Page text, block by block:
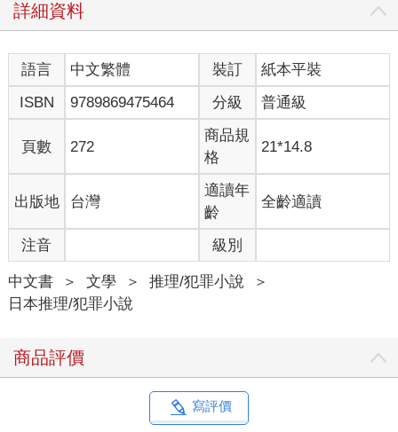
密和政府取得聯絡。換句話說，公司內部有類似塔台功能的部
門。此外，有專人負責收集配送地點的地圖情報、導覽，及分析
建築物保全系統。
所有部門中最重要的，可說是人事部門。發掘適合這個公司的人
才，是公司順利營運的核心。必須認真勤勉、具有高度的守法意
識，更重要的是，要能夠保密。該怎麼找出適合的人才，其獨特
的觀點和手法，跟知名拉麵店的湯頭原料一樣，是機密中的機
密。
總之，這個公司的員工，為了一年一度能順利在聖誕節早晨，將
禮物放在孩子枕邊，每天都辛勤工作著。
「根本沒有聖誕老人，玩具都是爸媽買給我的！」
很多人這麼主張，公司錄取的員工當初也幾乎都這麼認為。
「我看過爸媽將禮物放在枕頭旁邊！」
不乏這種證詞。
這些說法絕對沒問題。基本上，聖誕禮物是父母、祖父母、親戚
等等，和孩子有血緣關係的人送的。
的孩子，再來，就是漠不關心孩子的父母，或是對孩子做出形同
虐待的殘酷行徑的父母。此外，在聖誕節前突發事故，比如父母
車禍，或捲入將日常生活攪得天翻地覆的災害，總之礙於某些大
事，導致孩子失去聖誕節的情況。
詳細資料
語言 中文繁體 裝訂
紙本平裝
ISBN
9789869475464 分級 普通級
頁數 272
商品規
格
21*14.8
出版地 台灣
適讀年
齡
全齡適讀
注音 級別
中文書 ＞ 文學 ＞ 推理/犯罪小說
＞
日本推理/犯罪小說
商品評價
寫評價